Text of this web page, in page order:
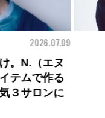
2026.07.09
】時をかけ